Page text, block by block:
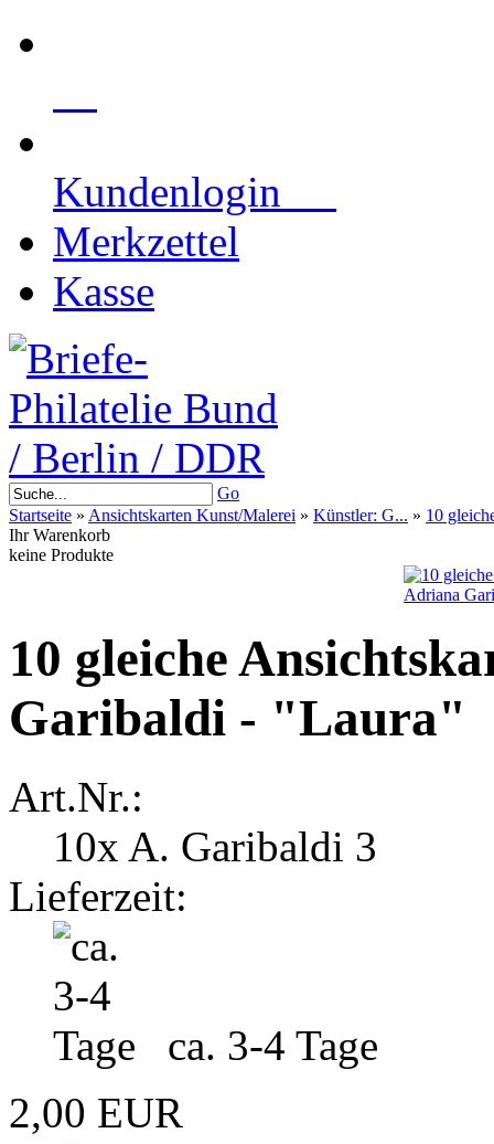
Kundenlogin
Merkzettel
Kasse
Go
Startseite » Ansichtskarten Kunst/Malerei » Künstler: G... » 10
Ihr Warenkorb
keine Produkte
10 gleiche
Garibaldi - "Laura"
Art.Nr.:
10x A. Garibaldi 3
Lieferzeit:
ca. 3-4 Tage
2,00 EUR